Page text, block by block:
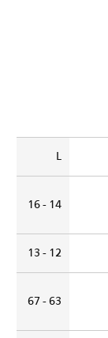
L
14 - 16
12 - 13
63 - 67